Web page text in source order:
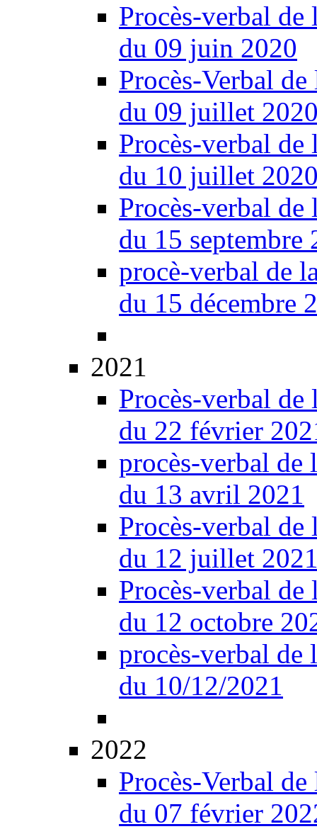
Procès-verbal
du 09 juin 2020
Procès-Verbal
du 09 juillet
Procès-verbal
du 10 juillet
Procès-verbal
du 15 septembre
procè-verbal de
du 15 décembre
2021
Procès-verbal
du 22 février
procès-verbal
du 13 avril 2021
Procès-verbal
du 12 juillet
Procès-verbal
du 12 octobre
procès-verbal
du 10/12/2021
2022
Procès-Verbal
du 07 février